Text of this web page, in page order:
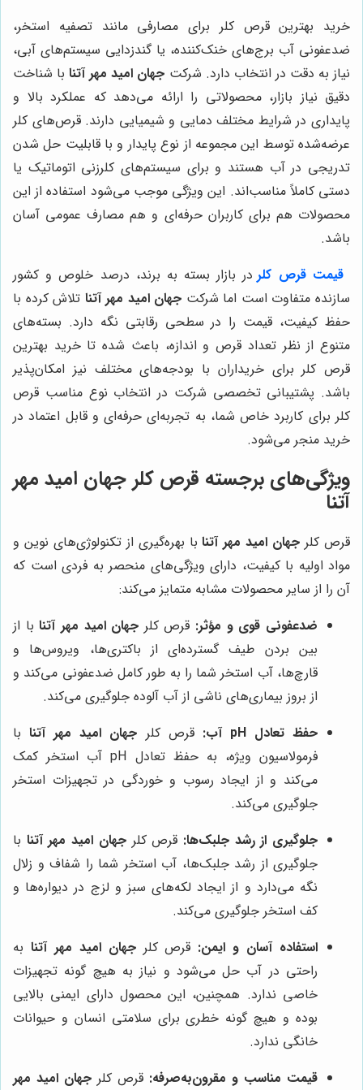
خرید بهترین قرص کلر برای مصارفی مانند تصفیه استخر،
ضدعفونی آب برج‌های خنک‌کننده، یا گندزدایی سیستم‌های آبی،
نیاز به دقت در انتخاب دارد. شرکت جهان امید مهر آتنابا شناخت
دقیق نیاز بازار، محصولاتی را ارائه می‌دهد که عملکرد بالا و
پایداری در شرایط مختلف دمایی و شیمیایی دارند. قرص‌های کلر
عرضه‌شده توسط این مجموعه از نوع پایدار و با قابلیت حل شدن
تدریجی در آب هستند و برای سیستم‌های کلرزنی اتوماتیک یا
دستی کاملاً مناسب‌اند. این ویژگی موجب می‌شود استفاده از این
محصولات هم برای کاربران حرفه‌ای و هم مصارف عمومی آسان
باشد.
قیمت قرص کلر در بازار بسته به برند، درصد خلوص و کشور
سازنده متفاوت است اما شرکت جهان امید مهر آتنا تلاش کرده با
حفظ کیفیت، قیمت را در سطحی رقابتی نگه دارد. بسته‌های
متنوع از نظر تعداد قرص و اندازه، باعث شده تا خرید بهترین
قرص کلر برای خریداران با بودجه‌های مختلف نیز امکان‌پذیر
باشد. پشتیبانی تخصصی شرکت در انتخاب نوع مناسب قرص
کلر برای کاربرد خاص شما، به تجربه‌ای حرفه‌ای و قابل اعتماد در
خرید منجر می‌شود.
ویژگی‌های برجسته قرص کلر جهان امید مهر
آتنا
قرص کلر جهان امید مهر آتنابا بهره‌گیری از تکنولوژی‌های نوین و
مواد اولیه با کیفیت، دارای ویژگی‌های منحصر به فردی است که
آن را از سایر محصولات مشابه متمایز می‌کند:
ضدعفونی قوی و مؤثر: قرص کلر جهان امید مهر آتنابا از
بین بردن طیف گسترده‌ای از باکتری‌ها، ویروس‌ها و
قارچ‌ها، آب استخر شما را به طور کامل ضدعفونی می‌کند و
از بروز بیماری‌های ناشی از آب آلوده جلوگیری می‌کند.
حفظ تعادل pH آب:
قرص کلر جهان امید مهر آتنابا
فرمولاسیون ویژه، به حفظ تعادل pH آب استخر کمک
می‌کند و از ایجاد رسوب و خوردگی در تجهیزات استخر
جلوگیری می‌کند.
جلوگیری از رشد جلبک‌ها: قرص کلرجهان امید مهر آتنا با
جلوگیری از رشد جلبک‌ها، آب استخر شما را شفاف و زلال
نگه می‌دارد و از ایجاد لکه‌های سبز و لزج در دیواره‌ها و
کف استخر جلوگیری می‌کند.
استفاده آسان و ایمن: قرص کلرجهان امید مهر آتنا به
راحتی در آب حل می‌شود و نیاز به هیچ گونه تجهیزات
خاصی ندارد. همچنین، این محصول دارای ایمنی بالایی
بوده و هیچ گونه خطری برای سلامتی انسان و حیوانات
خانگی ندارد.
قیمت مناسب و مقرون‌به‌صرفه: قرص کلر جهان امید مهر